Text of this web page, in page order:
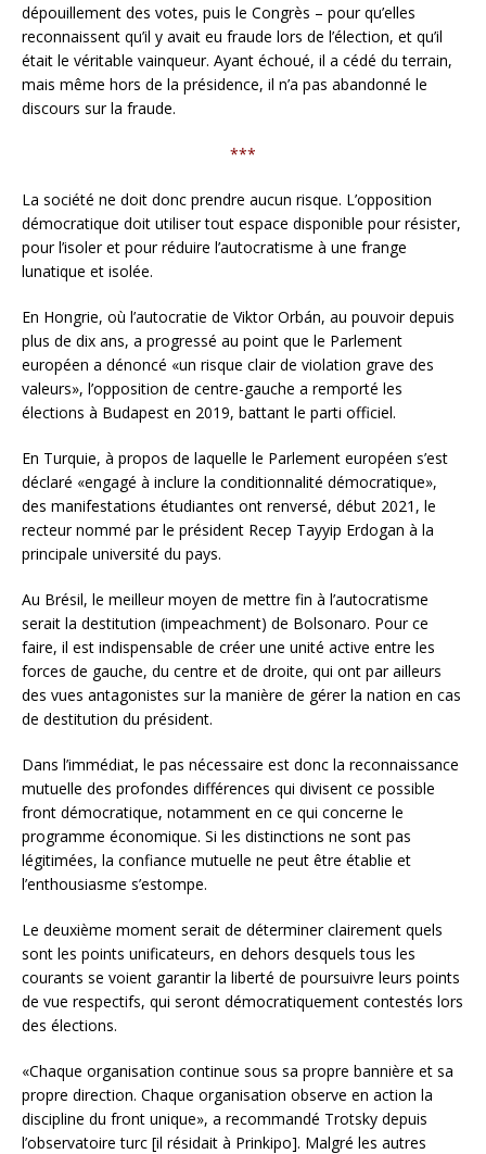
dépouillement des votes, puis le Congrès – pour qu’elles
reconnaissent qu’il y avait eu fraude lors de l’élection, et qu’il
était le véritable vainqueur. Ayant échoué, il a cédé du terrain,
mais même hors de la présidence, il n’a pas abandonné le
discours sur la fraude.
***
La société ne doit donc prendre aucun risque. L’opposition
démocratique doit utiliser tout espace disponible pour résister,
pour l’isoler et pour réduire l’autocratisme à une frange
lunatique et isolée.
En Hongrie, où l’autocratie de Viktor Orbán, au pouvoir depuis
plus de dix ans, a progressé au point que le Parlement
européen a dénoncé «un risque clair de violation grave des
valeurs», l’opposition de centre-gauche a remporté les
élections à Budapest en 2019, battant le parti officiel.
En Turquie, à propos de laquelle le Parlement européen s’est
déclaré «engagé à inclure la conditionnalité démocratique»,
des manifestations étudiantes ont renversé, début 2021, le
recteur nommé par le président Recep Tayyip Erdogan à la
principale université du pays.
Au Brésil, le meilleur moyen de mettre fin à l’autocratisme
serait la destitution (impeachment) de Bolsonaro. Pour ce
faire, il est indispensable de créer une unité active entre les
forces de gauche, du centre et de droite, qui ont par ailleurs
des vues antagonistes sur la manière de gérer la nation en cas
de destitution du président.
Dans l’immédiat, le pas nécessaire est donc la reconnaissance
mutuelle des profondes différences qui divisent ce possible
front démocratique, notamment en ce qui concerne le
programme économique. Si les distinctions ne sont pas
légitimées, la confiance mutuelle ne peut être établie et
l’enthousiasme s’estompe.
Le deuxième moment serait de déterminer clairement quels
sont les points unificateurs, en dehors desquels tous les
courants se voient garantir la liberté de poursuivre leurs points
de vue respectifs, qui seront démocratiquement contestés lors
des élections.
«Chaque organisation continue sous sa propre bannière et sa
propre direction. Chaque organisation observe en action la
discipline du front unique», a recommandé Trotsky depuis
l’observatoire turc [il résidait à Prinkipo]. Malgré les autres